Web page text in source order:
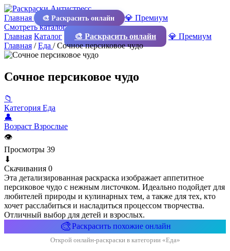
Главная 🎨 Раскрасить онлайн
💎 Премиум
Смотреть каталог
Главная Каталог 🎨 Раскрасить онлайн
💎 Премиум
Главная /Еда /Сочное персиковое чудо
Сочное персиковое чудо
📁
Категория Еда
👤
Возраст Взрослые
👁
Просмотры 39
⬇
Скачивания 0
Эта детализированная раскраска изображает аппетитное
персиковое чудо с нежным листочком. Идеально подойдет для
любителей природы и кулинарных тем, а также для тех, кто
хочет расслабиться и насладиться процессом творчества.
Отличный выбор для детей и взрослых.
🎨Раскрасить похожие онлайн
Открой онлайн-раскраски в категории «Еда»